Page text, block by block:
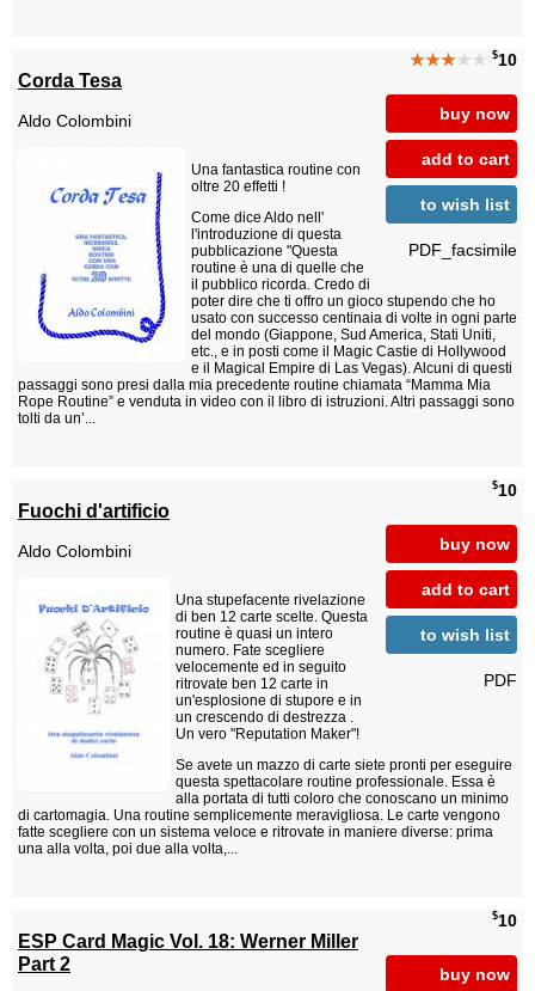
★★★★★ $10
buy now
add to cart
to wish list
PDF_facsimile
Corda Tesa
Aldo Colombini
Una fantastica routine con
oltre 20 effetti !
Come dice Aldo nell'
l'introduzione di questa
pubblicazione "Questa
routine è una di quelle che
il pubblico ricorda. Credo di
poter dire che ti offro un gioco stupendo che ho
usato con successo centinaia di volte in ogni parte
del mondo (Giappone, Sud America, Stati Uniti,
etc., e in posti come il Magic Castie di Hollywood
e il Magical Empire di Las Vegas). Alcuni di questi
passaggi sono presi dalla mia precedente routine chiamata “Mamma Mia
Rope Routine” e venduta in video con il libro di istruzioni. Altri passaggi sono
tolti da un’...
$10
buy now
add to cart
to wish list
PDF
Fuochi d'artificio
Aldo Colombini
Una stupefacente rivelazione
di ben 12 carte scelte. Questa
routine è quasi un intero
numero. Fate scegliere
velocemente ed in seguito
ritrovate ben 12 carte in
un'esplosione di stupore e in
un crescendo di destrezza .
Un vero "Reputation Maker"!
Se avete un mazzo di carte siete pronti per eseguire
questa spettacolare routine professionale. Essa è
alla portata di tutti coloro che conoscano un minimo
di cartomagia. Una routine semplicemente meravigliosa. Le carte vengono
fatte scegliere con un sistema veloce e ritrovate in maniere diverse: prima
una alla volta, poi due alla volta,...
$10
buy now
ESP Card Magic Vol. 18: Werner Miller
Part 2